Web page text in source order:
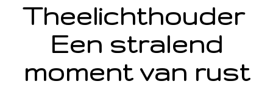
Theelichthouder
Een stralend
moment van rust